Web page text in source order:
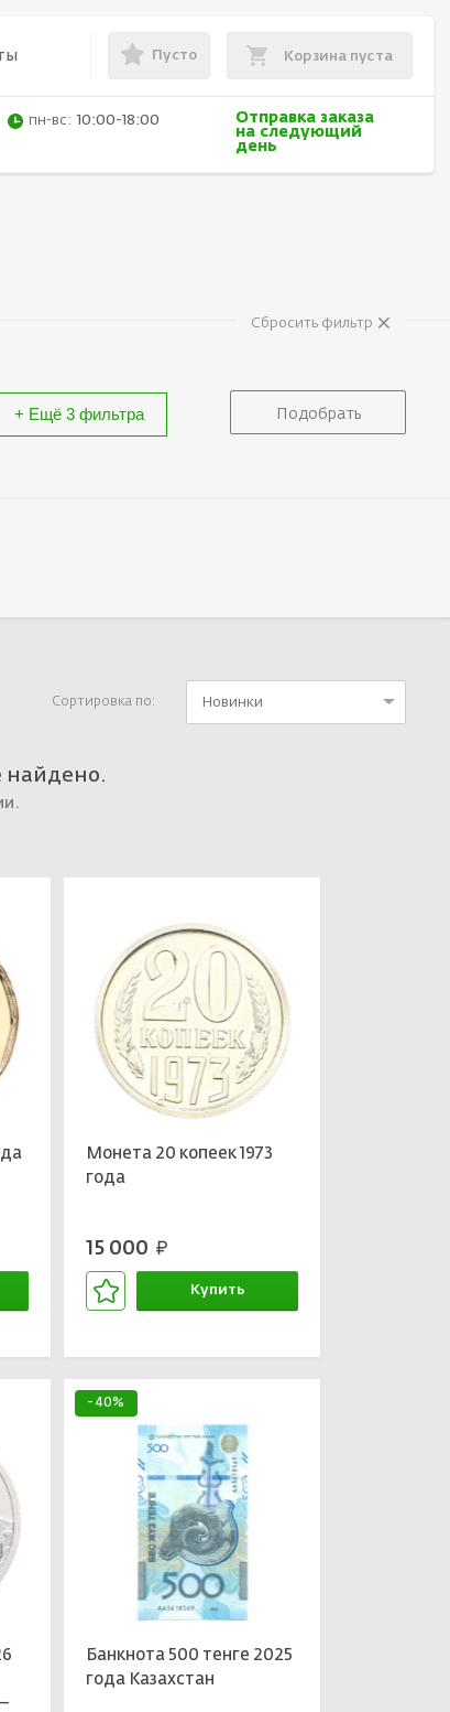
Пусто Корзина пуста
пн-вс: 10:00-18:00
Отправка заказа
на следующий
день
Сбросить фильтр ×
+ Ещё 3 фильтра
Сортировка по: Новинки
найдено.
Монета 20 копеек 1973
года
15 000 руб.
Купить
-40%
Банкнота 500 тенге 2025
года Казахстан